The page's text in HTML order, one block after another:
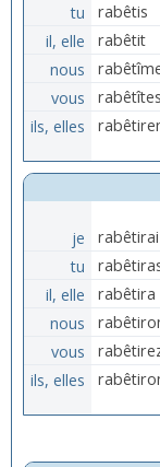
tu
rabêtis
il, elle
rabêtit
nous
vous
rabêtîtes
ils, elles
je
rabêtirai
tu
il, elle
rabêtira
nous
vous
ils, elles